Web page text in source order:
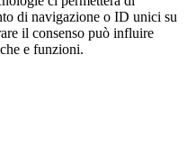
di navigazione o ID unici su
il consenso può influire
e funzioni.